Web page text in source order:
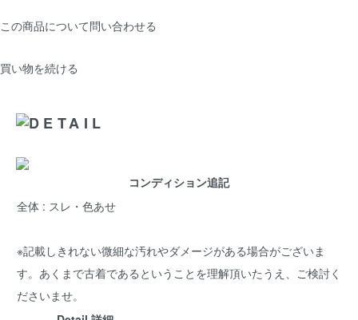
この商品について問い合わせる
買い物を続ける
コンディション追記
全体 : スレ・色あせ
※記載しきれない微細な汚れやダメージがある場合がございま
す。あくまで古着であるということを理解頂いたうえ、ご検討く
ださいませ。